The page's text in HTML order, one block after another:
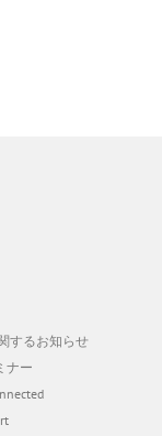
するお知らせ
ナー